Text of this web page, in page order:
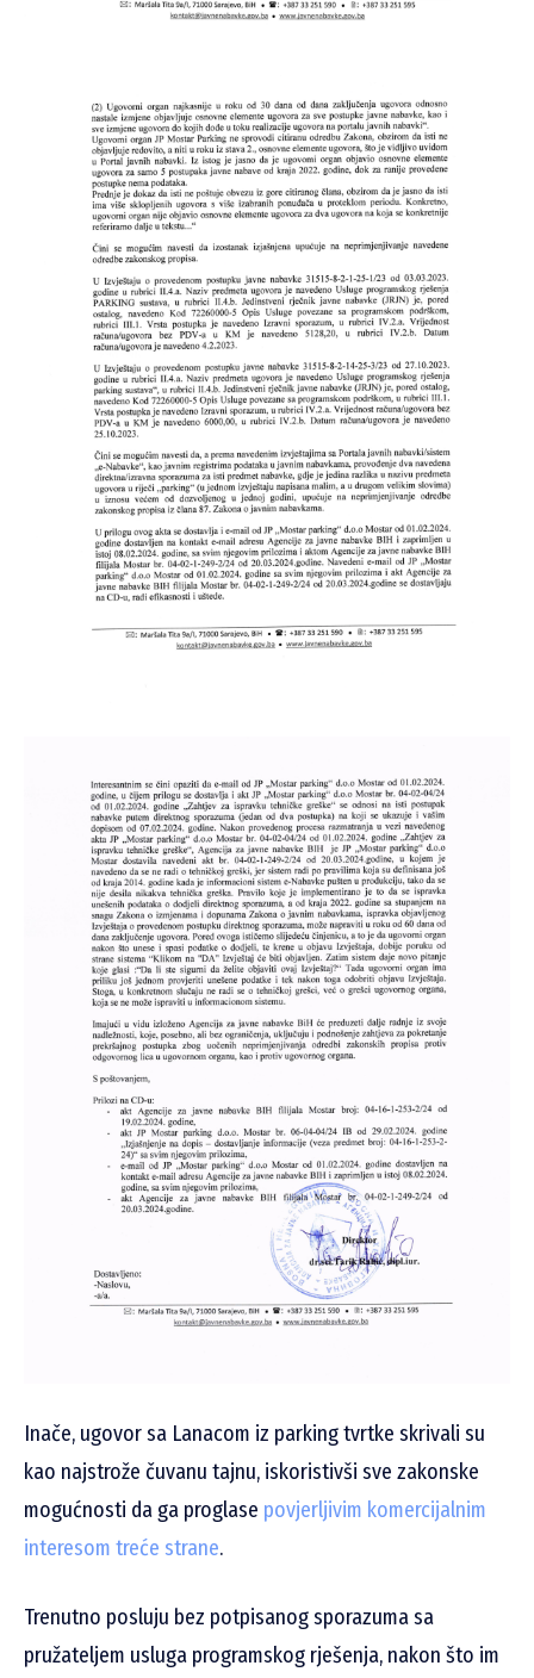
Inače, ugovor sa Lanacom iz parking tvrtke skrivali su
kao najstrože čuvanu tajnu, iskoristivši sve zakonske
mogućnosti da ga proglase povjerljivim komercijalnim
interesom treće strane.
Trenutno posluju bez potpisanog sporazuma sa
pružateljem usluga programskog rješenja, nakon što im